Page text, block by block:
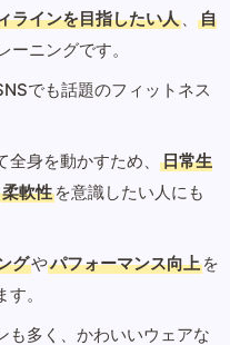
ラインを目指したい人 、
自
ーニングです。
でも話題のフィットネス
身を動かすため、
日常生
柔軟性 を意識したい人にも
グやパフォーマンス向上 を
。
も多く、かわいいウェアな